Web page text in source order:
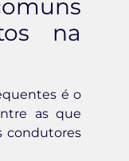
na
é o
as que
condutores